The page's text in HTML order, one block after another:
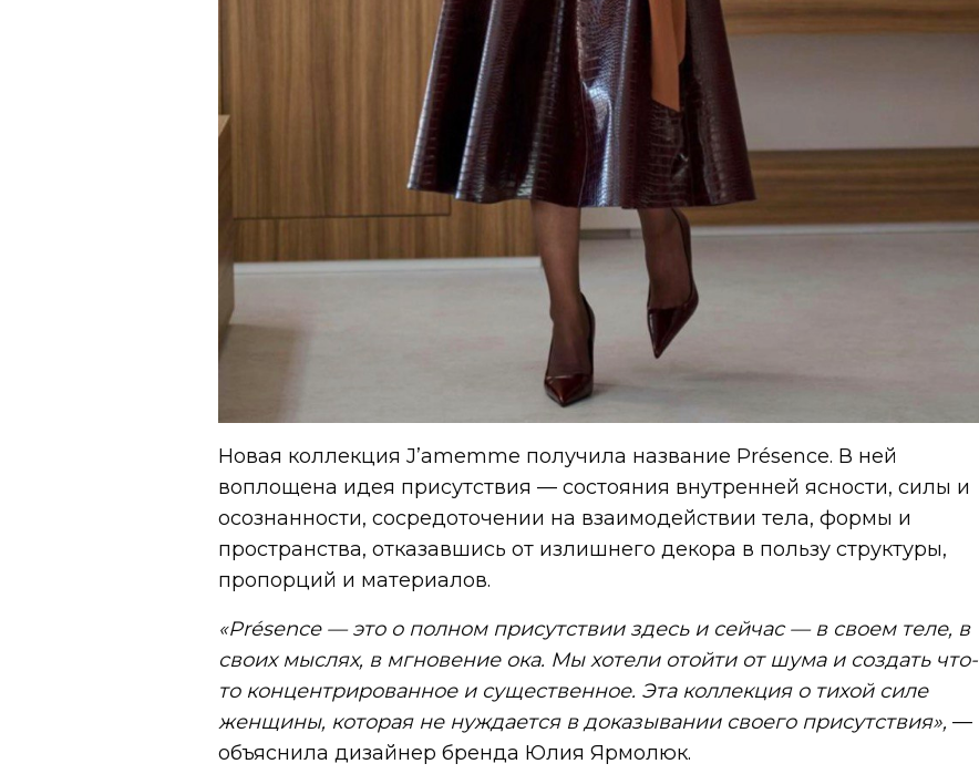
Новая коллекция J’amemme получила название Présence. В ней
воплощена идея присутствия — состояния внутренней ясности, силы и
осознанности, сосредоточении на взаимодействии тела, формы и
пространства, отказавшись от излишнего декора в пользу структуры,
пропорций и материалов.
«Présence — это о полном присутствии здесь и сейчас — в своем теле, в
своих мыслях, в мгновение ока. Мы хотели отойти от шума и создать что-
то концентрированное и существенное. Эта коллекция о тихой силе
женщины, которая не нуждается в доказывании своего присутствия», —
объяснила дизайнер бренда Юлия Ярмолюк.